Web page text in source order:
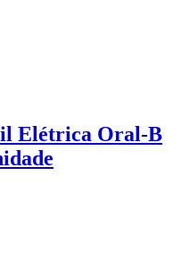
Elétrica Oral-B